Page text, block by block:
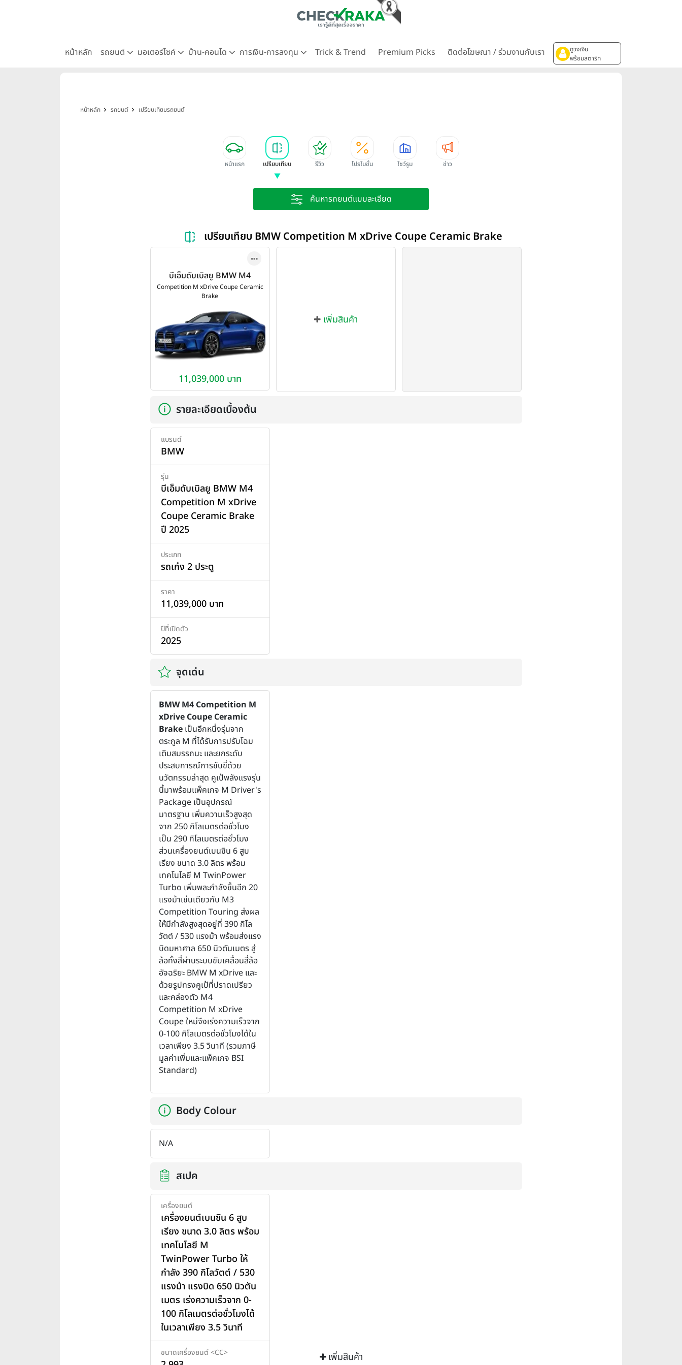
หน้าหลัก รถยนต์ มอเตอร์ไซค์ บ้าน-คอนโด การเงิน-การลงทุน Trick & Trend Premium Picks ติดต่อโฆษณา / ร่วมงานกับเรา
ดูวงเงิน
พร้อมสตาร์ท
หน้าหลัก รถยนต์ เปรียบเทียบรถยนต์
หน้าแรก เปรียบเทียบ รีวิว โปรโมชั่น โชว์รูม ข่าว
ค้นหารถยนต์แบบละเอียด
เปรียบเทียบ BMW Competition M xDrive Coupe Ceramic Brake
บีเอ็มดับเบิลยู BMW M4
Competition M xDrive
Coupe Ceramic Brake ปี
2025
Competition M xDrive Coupe Ceramic
Brake
11,039,000 บาท
เพิ่มสินค้า
เพิ่มสินค้า
รายละเอียดเบื้องต้น
แบรนด์
BMW
รุ่น
บีเอ็มดับเบิลยู BMW M4
Competition M xDrive
Coupe Ceramic Brake
ปี 2025
ประเภท
รถเก๋ง 2 ประตู
ราคา
11,039,000 บาท
ปีที่เปิดตัว
2025
จุดเด่น
BMW M4 Competition M
xDrive Coupe Ceramic
Brake เป็นอีกหนึ่งรุ่นจาก
ตระกูล M ที่ได้รับการปรับโฉม
เติมสมรรถนะ และยกระดับ
ประสบการณ์การขับขี่ด้วย
นวัตกรรมล่าสุด คูเป้พลังแรงรุ่น
นี้มาพร้อมแพ็คเกจ M Driver's
Package เป็นอุปกรณ์
มาตรฐาน เพิ่มความเร็วสูงสุด
จาก 250 กิโลเมตรต่อชั่วโมง
เป็น 290 กิโลเมตรต่อชั่วโมง
ส่วนเครื่องยนต์เบนซิน 6 สูบ
เรียง ขนาด 3.0 ลิตร พร้อม
เทคโนโลยี M TwinPower
Turbo เพิ่มพละกำลังขึ้นอีก 20
แรงม้าเช่นเดียวกับ M3
Competition Touring ส่งผล
ให้มีกำลังสูงสุดอยู่ที่ 390 กิโล
วัตต์ / 530 แรงม้า พร้อมส่งแรง
บิดมหาศาล 650 นิวตันเมตร สู่
ล้อทั้งสี่ผ่านระบบขับเคลื่อนสี่ล้อ
อัจฉริยะ BMW M xDrive และ
ด้วยรูปทรงคูเป้ที่ปราดเปรียว
และคล่องตัว M4
Competition M xDrive
Coupe ใหม่จึงเร่งความเร็วจาก
0-100 กิโลเมตรต่อชั่วโมงได้ใน
เวลาเพียง 3.5 วินาที (รวมภาษี
มูลค่าเพิ่มและแพ็คเกจ BSI
Standard)
Body Colour
N/A
สเปค
เครื่องยนต์
เครื่องยนต์เบนซิน 6 สูบ
เรียง ขนาด 3.0 ลิตร พร้อม
เทคโนโลยี M
TwinPower Turbo ให้
กำลัง 390 กิโลวัตต์ / 530
แรงม้า แรงบิด 650 นิวตัน
เมตร เร่งความเร็วจาก 0-
100 กิโลเมตรต่อชั่วโมงได้
ในเวลาเพียง 3.5 วินาที
ขนาดเครื่องยนต์ <CC>